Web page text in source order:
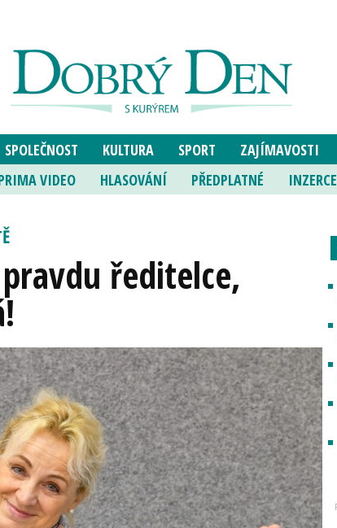
SPOLEČNOST KULTURA SPORT ZAJÍMAVOSTI
VIDEO HLASOVÁNÍ PŘEDPLATNÉ INZERCE
ředitelce,